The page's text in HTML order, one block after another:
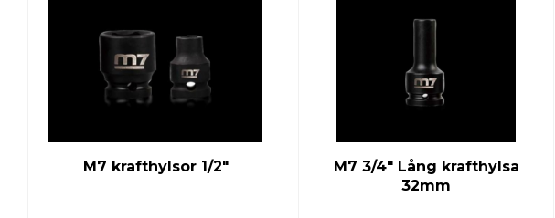
M7 krafthylsor 1/2″
M7 3/4″ Lång krafthylsa
32mm